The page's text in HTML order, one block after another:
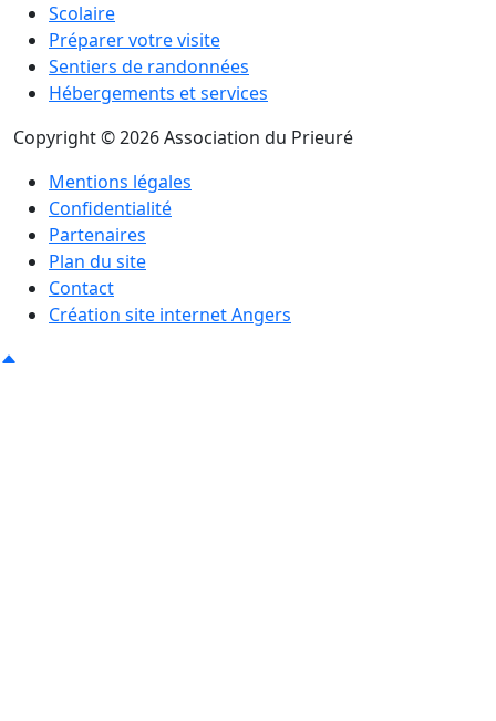
Scolaire
Préparer votre visite
Sentiers de randonnées
Hébergements et services
Copyright © 2026 Association du Prieuré
Mentions légales
Confidentialité
Partenaires
Plan du site
Contact
Création site internet Angers